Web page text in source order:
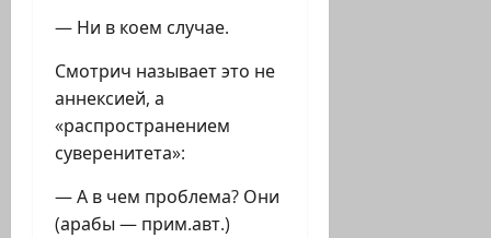
— Ни в коем случае.
Смотрич называет это не
аннексией, а
«распространением
суверенитета»:
— А в чем проблема? Они
(арабы — прим.авт.)